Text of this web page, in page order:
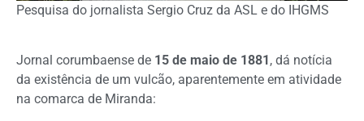
Pesquisa do jornalista Sergio Cruz da ASL e do IHGMS
Jornal corumbaense de 15 de maio de 1881 , dá notícia
da existência de um vulcão, aparentemente em atividade
na comarca de Miranda: